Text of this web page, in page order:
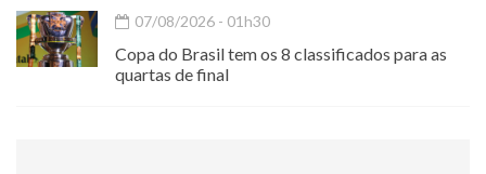
07/08/2026 - 01h30
Copa do Brasil tem os 8 classificados para as
quartas de final